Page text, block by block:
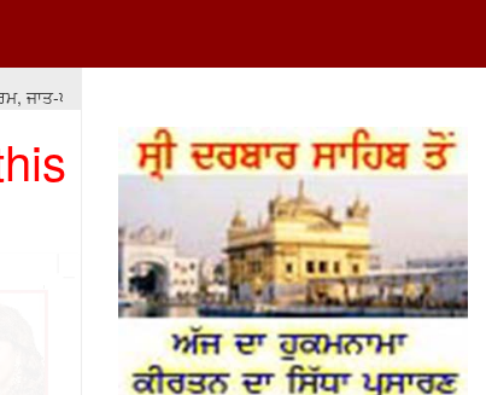
ਪਾਤ ਦੇ ਫ਼ਰਕਾਂ ਅਤੇ ਲੁੱਟ-ਖਸੁੱਟ 'ਤੇ ਆਧਾਰਿਤ ਹੋਵੇ ਤਾਂ ਇਸ ਦਾ ਨਤੀਜਾ